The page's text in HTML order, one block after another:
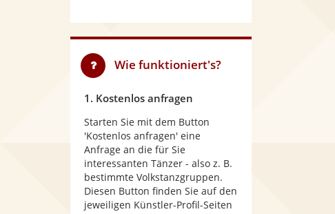
Wie funktioniert's?
1. Kostenlos anfragen
Starten Sie mit dem Button
'Kostenlos anfragen' eine
Anfrage an die für Sie
interessanten Tänzer - also z. B.
bestimmte Volkstanzgruppen.
Diesen Button finden Sie auf den
jeweiligen Künstler-Profil-Seiten